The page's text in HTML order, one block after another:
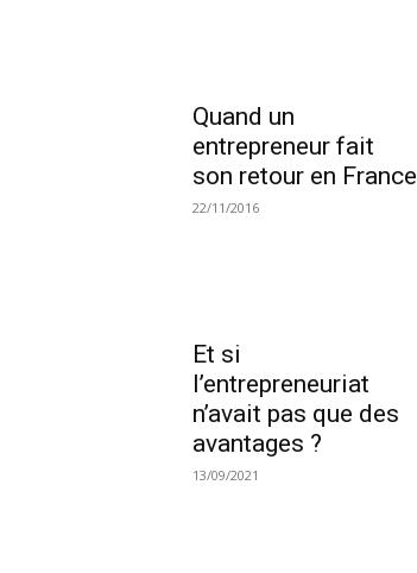
Quand un
entrepreneur fait
son retour en France
22/11/2016
Et si
l’entrepreneuriat
n’avait pas que des
avantages ?
13/09/2021